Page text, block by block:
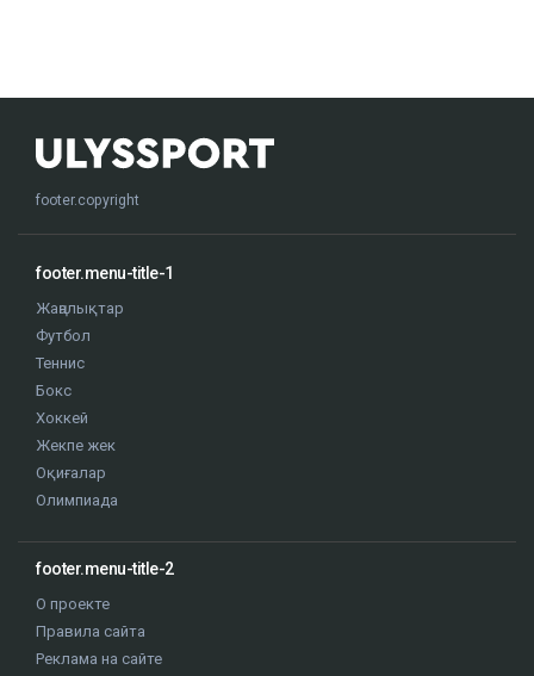
footer.copyright
footer.menu-title-1
Жаңалықтар
Футбол
Теннис
Бокс
Хоккей
Жекпе жек
Оқиғалар
Олимпиада
footer.menu-title-2
О проекте
Правила сайта
Реклама на сайте